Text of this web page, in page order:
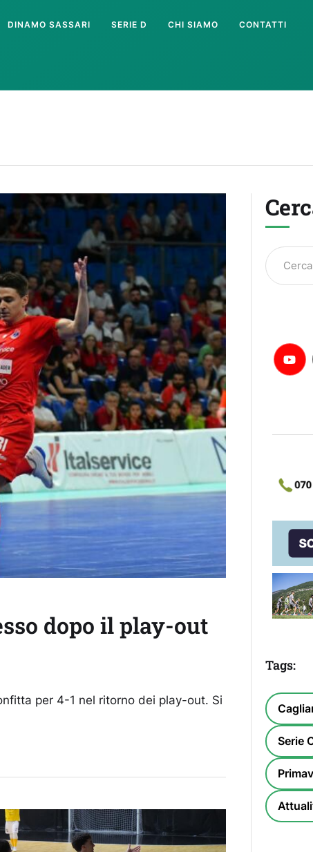
DINAMO SASSARI SERIE D CHI SIAMO CONTATTI
dopo il play-out
per 4-1 nel ritorno dei play-out. Si
Tags:
Serie